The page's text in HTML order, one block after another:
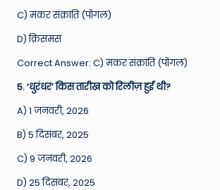
C) मकर संक्रांति (पोंगल)
D) क्रिसमस
Correct Answer: C) मकर संक्रांति (पोंगल)
5. ‘धुरंधर’ किस तारीख को रिलीज़ हुई थी?
A) 1 जनवरी, 2026
B) 5 दिसंबर, 2025
C) 9 जनवरी, 2026
D) 25 दिसंबर, 2025